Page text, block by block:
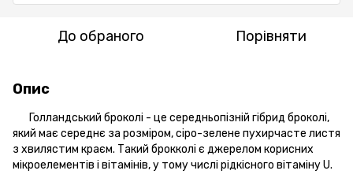
До обраного Порівняти
Опис
Голландський броколі - це середньопізній гібрид броколі,
який має середнє за розміром, сіро-зелене пухирчасте листя
з хвилястим краєм. Такий брокколі є джерелом корисних
мікроелементів і вітамінів, у тому числі рідкісного вітаміну U.